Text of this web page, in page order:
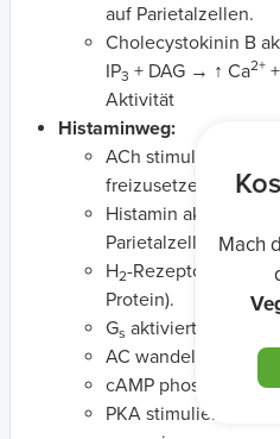
auf Parietalzellen.
Cholecystokinin B
IP3 + DAG → ↑ Ca2+
Aktivität
Histaminweg:
ACh stimuliert die
freizusetzen.
Histamin aktiviert H
Parietalzellen.
H2-Rezeptoren
Protein).
Gs aktiviert die
AC wandelt ATP in
cAMP
PKA stimuliert H
Mach